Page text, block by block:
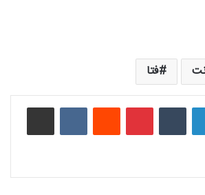
فتا
لینکدین ‫پین‌ترست ‫رددیت